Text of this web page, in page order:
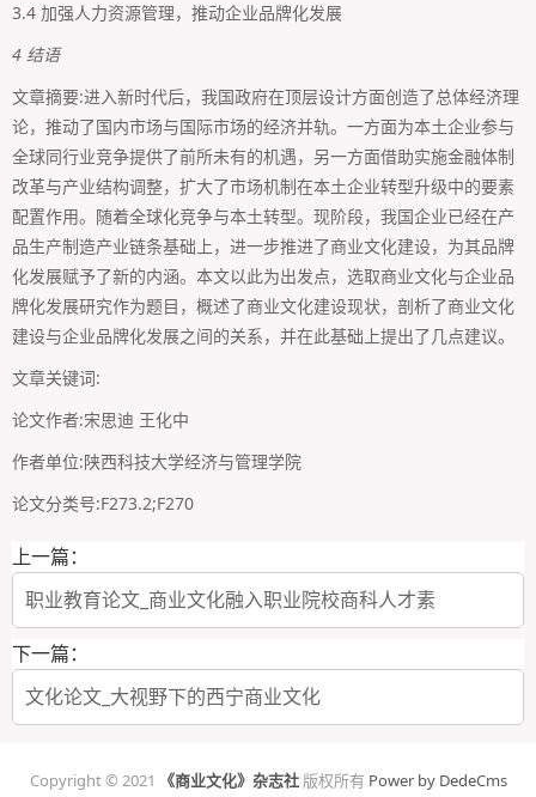
3.4 加强人力资源管理，推动企业品牌化发展
4 结语
文章摘要:进入新时代后，我国政府在顶层设计方面创造了总体经济理
论，推动了国内市场与国际市场的经济并轨。一方面为本土企业参与
全球同行业竞争提供了前所未有的机遇，另一方面借助实施金融体制
改革与产业结构调整，扩大了市场机制在本土企业转型升级中的要素
配置作用。随着全球化竞争与本土转型。现阶段，我国企业已经在产
品生产制造产业链条基础上，进一步推进了商业文化建设，为其品牌
化发展赋予了新的内涵。本文以此为出发点，选取商业文化与企业品
牌化发展研究作为题目，概述了商业文化建设现状，剖析了商业文化
建设与企业品牌化发展之间的关系，并在此基础上提出了几点建议。
文章关键词:
论文作者:宋思迪 王化中
作者单位:陕西科技大学经济与管理学院
论文分类号:F273.2;F270
上一篇：
职业教育论文_商业文化融入职业院校商科人才素
下一篇：
文化论文_大视野下的西宁商业文化
Copyright © 2021 《商业文化》杂志社版权所有 Power by DedeCms